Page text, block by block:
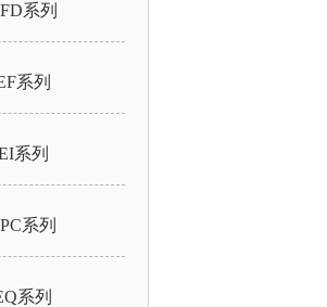
系列
系列
系列
系列
系列